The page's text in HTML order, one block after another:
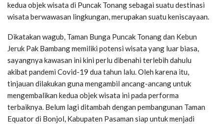
kedua objek wisata di Puncak Tonang sebagai suatu destinasi
wisata berwawasan lingkungan, merupakan suatu keniscayaan.
Dikatakan wagub, Taman Bunga Puncak Tonang dan Kebun
Jeruk Pak Bambang memiliki potensi wisata yang luar biasa,
sayangnya kawasan ini kini perlu dibenahi terlebih dahulu
akibat pandemi Covid-19 dua tahun lalu. Oleh karena itu,
tinjauan dilakukan guna mengambil ancang-ancang untuk
mengembalikan kedua objek wisata ini pada performa
terbaiknya. Belum lagi ditambah dengan pembangunan Taman
Equator di Bonjol, Kabupaten Pasaman siap untuk menjadi